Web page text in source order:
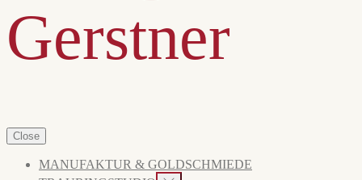
Gerstner
Close
MANUFAKTUR & GOLDSCHMIEDE